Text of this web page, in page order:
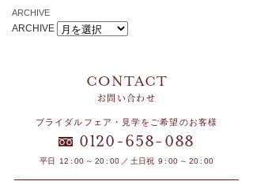
ARCHIVE
ARCHIVE
お問い合わせ
ブライダルフェア・見学をご希望のお客様
0120 -658- 088
平日 12 : 00 ～ 20 : 00 ／ 土日祝 9 : 00 ～ 20 : 00